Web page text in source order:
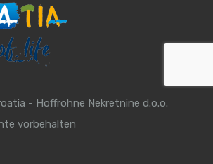
- Hoffrohne Nekretnine d.o.o.
vorbehalten